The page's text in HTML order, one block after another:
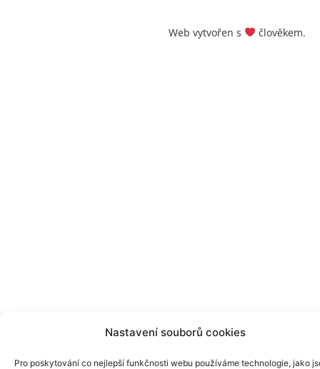
Nastavení souborů cookies
Pro poskytování co nejlepší funkčnosti webu používáme technologie, jako
Web vytvořen s člověkem.